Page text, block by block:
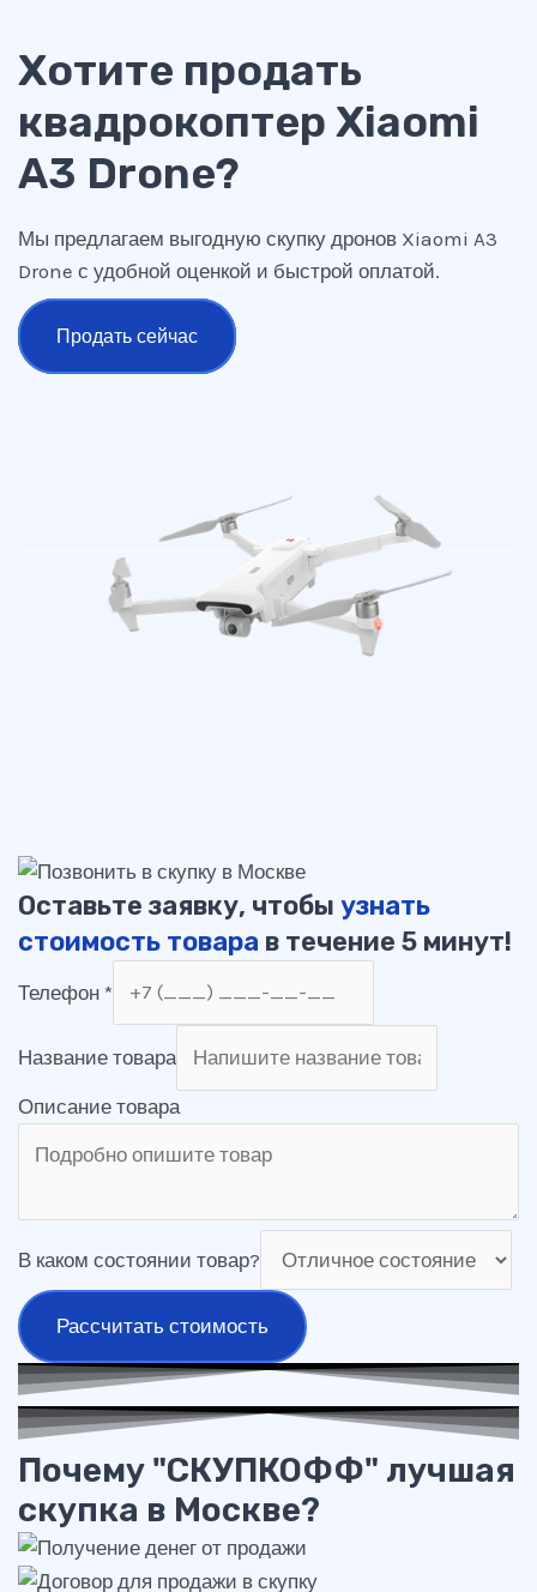
Хотите продать
квадрокоптер Xiaomi
A3 Drone?
Мы предлагаем выгодную скупку дронов Xiaomi A3
Drone с удобной оценкой и быстрой оплатой.
Продать сейчас
Оставьте заявку, чтобы узнать
стоимость товара в течение 5 минут!
Телефон *
Название товара
Описание товара
В каком состоянии товар?
Рассчитать стоимость
Почему "СКУПКОФФ" лучшая
скупка в Москве?